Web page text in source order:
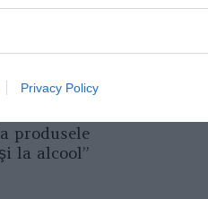
Privacy Policy
Următorul articol
produsele
la alcool”